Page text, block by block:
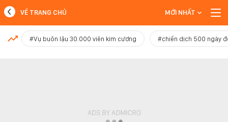
MỚI NHẤT
VỀ TRANG CHỦ MỚI NHẤT
#Vụ buôn lậu 30.000 viên kim cương #chiến dịch 500 ngày